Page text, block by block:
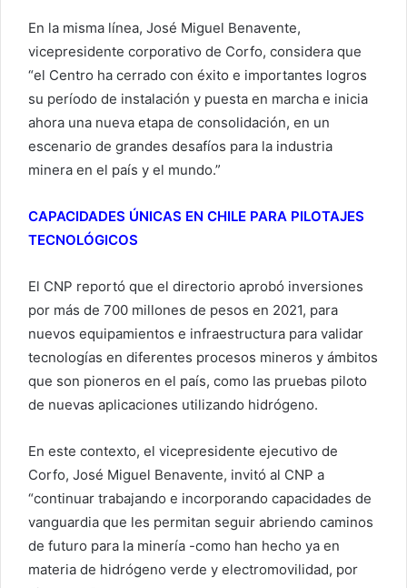
En la misma línea, José Miguel Benavente,
vicepresidente corporativo de Corfo, considera que
“el Centro ha cerrado con éxito e importantes logros
su período de instalación y puesta en marcha e inicia
ahora una nueva etapa de consolidación, en un
escenario de grandes desafíos para la industria
minera en el país y el mundo.”
CAPACIDADES ÚNICAS EN CHILE PARA PILOTAJES
TECNOLÓGICOS
El CNP reportó que el directorio aprobó inversiones
por más de 700 millones de pesos en 2021, para
nuevos equipamientos e infraestructura para validar
tecnologías en diferentes procesos mineros y ámbitos
que son pioneros en el país, como las pruebas piloto
de nuevas aplicaciones utilizando hidrógeno.
En este contexto, el vicepresidente ejecutivo de
Corfo, José Miguel Benavente, invitó al CNP a
“continuar trabajando e incorporando capacidades de
vanguardia que les permitan seguir abriendo caminos
de futuro para la minería -como han hecho ya en
materia de hidrógeno verde y electromovilidad, por